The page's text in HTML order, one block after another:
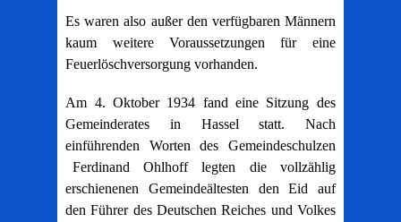
Es waren also außer den verfügbaren Männern
kaum weitere Voraussetzungen für eine
Feuerlöschversorgung vorhanden.
Am 4. Oktober 1934 fand eine Sitzung des
Gemeinderates in Hassel statt. Nach
einführenden Worten des Gemeindeschulzen
Ferdinand Ohlhoff legten die vollzählig
erschienenen Gemeindeältesten den Eid auf
den Führer des Deutschen Reiches und Volkes